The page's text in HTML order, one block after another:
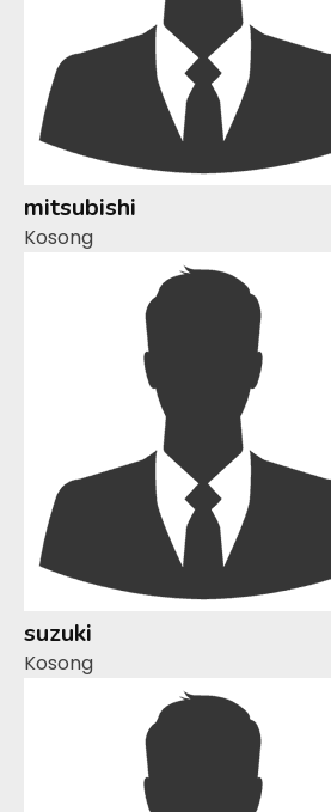
mitsubishi
Kosong
suzuki
Kosong